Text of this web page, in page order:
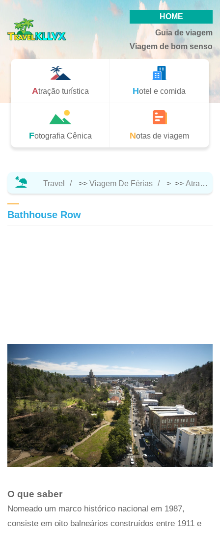
HOME
Guia de viagem
Viagem de bom senso
Atração turística Hotel e comida
Fotografia Cênica Notas de viagem
Travel >> Viagem De Férias > >> Atração Turística
Bathhouse Row
O que saber
Nomeado um marco histórico nacional em 1987,
consiste em oito balneários construídos entre 1911 e